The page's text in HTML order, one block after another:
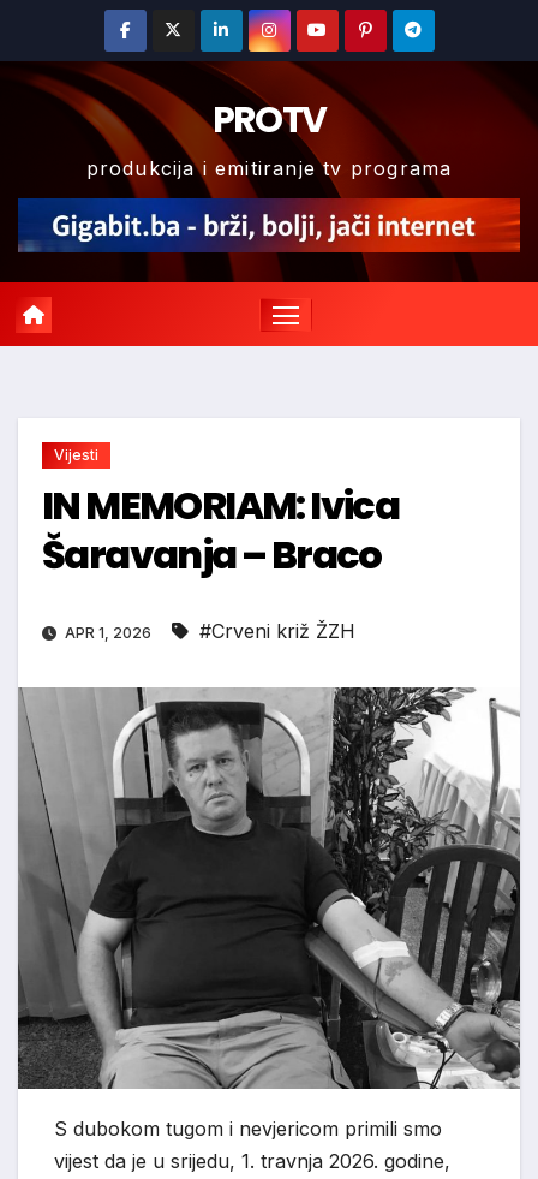
content
PROTV
produkcija i emitiranje tv programa
Vijesti
IN MEMORIAM: Ivica
Šaravanja – Braco
APR 1, 2026 #Crveni križ ŽZH
S dubokom tugom i nevjericom primili smo
vijest da je u srijedu, 1. travnja 2026. godine,